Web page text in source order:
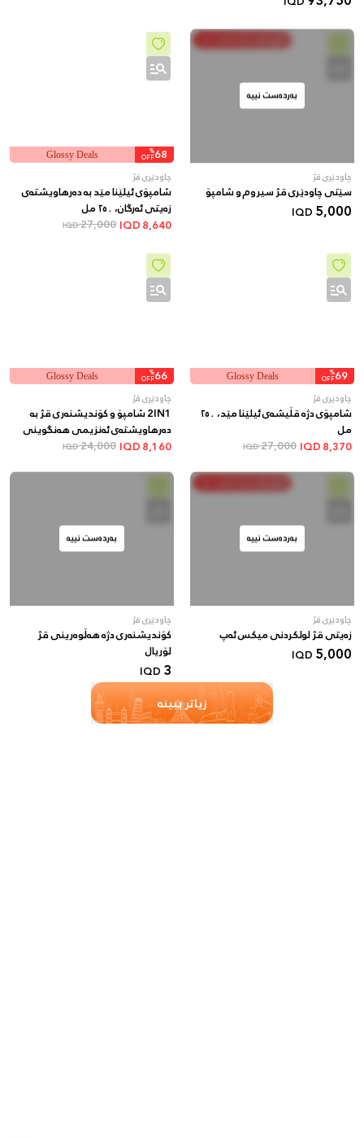
بەردەست نییە
چاودێری قژ
سێتی چاودێری قژ سیروم و شامپۆ
5,000
IQD
68
%
OFF
Glossy Deals
چاودێری قژ
شامپۆی ئیلێنا مێد بە دەرهاویشتەی
زەیتی ئەرگان، ٢٥٠ مل
8,640
27,000
IQD
69
%
OFF
Glossy Deals
چاودێری قژ
شامپۆی دژە قڵیشەی ئیلێنا مێد، ٢٥٠
مل
8,370
27,000
IQD
66
%
OFF
Glossy Deals
چاودێری قژ
2IN1 شامپۆ و کۆندیشنەری قژ بە
دەرهاویشتەی ئەنزیمی هەنگوینی
سروشتی
8,160
24,000
IQD
بەردەست نییە
چاودێری قژ
زەیتی قژ لولکردنی میکس ئەپ
5,000
IQD
بەردەست نییە
چاودێری قژ
کۆندیشنەری دژە هەڵوەرینی قژ
لۆریال
3
IQD
زیاتر ببینە